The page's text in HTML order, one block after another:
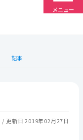
メニュー
記事
更新日 2019年02月27日